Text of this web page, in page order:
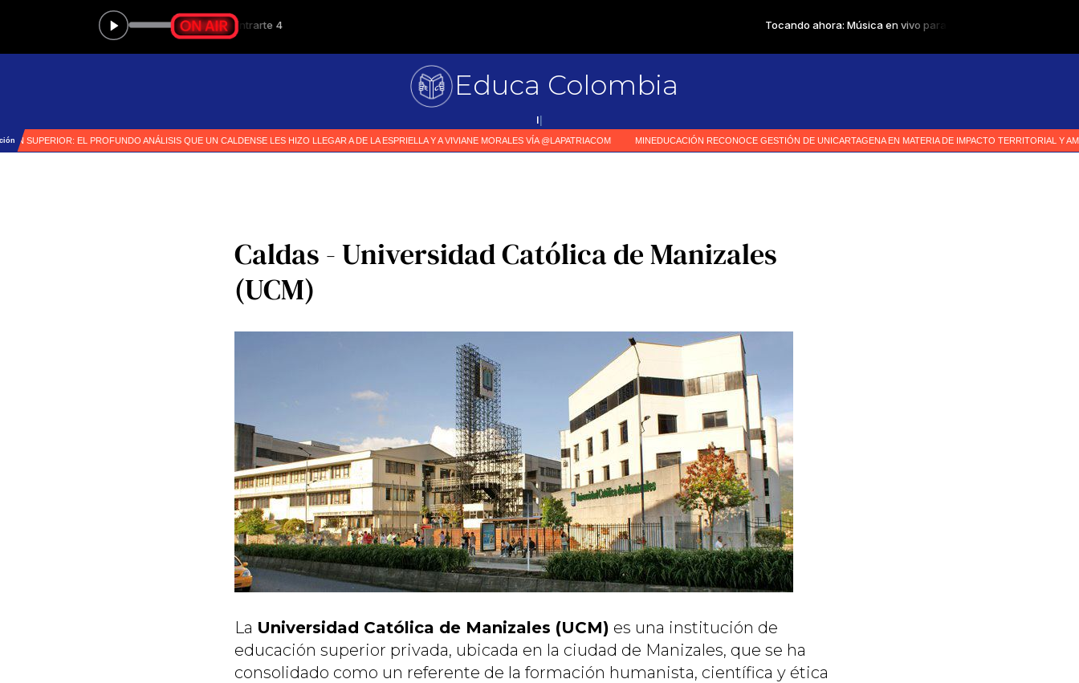
Educa Colombia
Primer m
Caldas - Universidad Católica de Manizales
(UCM)
La Universidad Católica de Manizales (UCM) es una institución de
educación superior privada, ubicada en la ciudad de Manizales, que se ha
consolidado como un referente de la formación humanista, científica y ética